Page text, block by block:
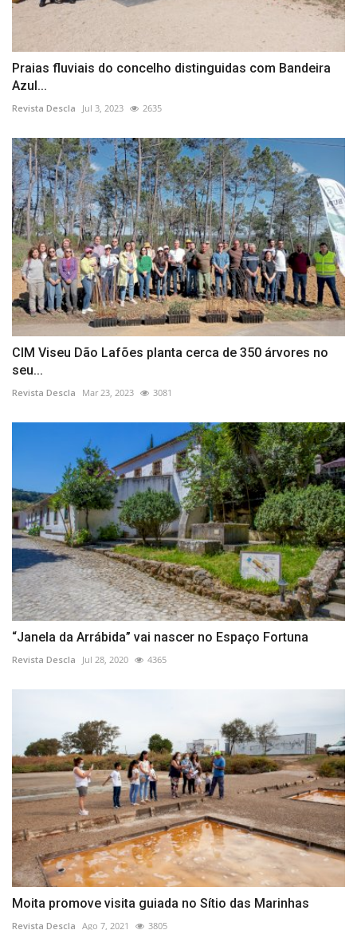
Praias fluviais do concelho distinguidas com Bandeira
Azul...
Revista Descla Jul 3, 2023 2635
CIM Viseu Dão Lafões planta cerca de 350 árvores no
seu...
Revista Descla Mar 23, 2023 3081
“Janela da Arrábida” vai nascer no Espaço Fortuna
Revista Descla Jul 28, 2020 4365
Moita promove visita guiada no Sítio das Marinhas
Revista Descla Ago 7, 2021 3805